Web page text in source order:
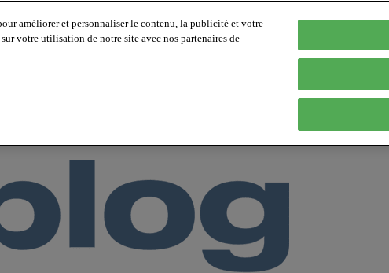
améliorer et personnaliser le contenu, la publicité et votre
votre utilisation de notre site avec nos partenaires de